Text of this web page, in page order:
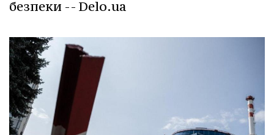
безпеки -- Delo.ua